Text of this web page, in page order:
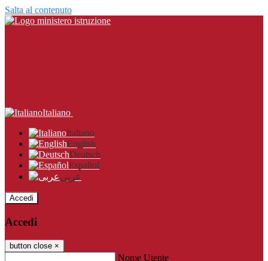
Salta al contenuto
Italiano
Italiano
English
Deutsch
Español
عربى
Accedi
Accedi
button close ×
Nome Utente